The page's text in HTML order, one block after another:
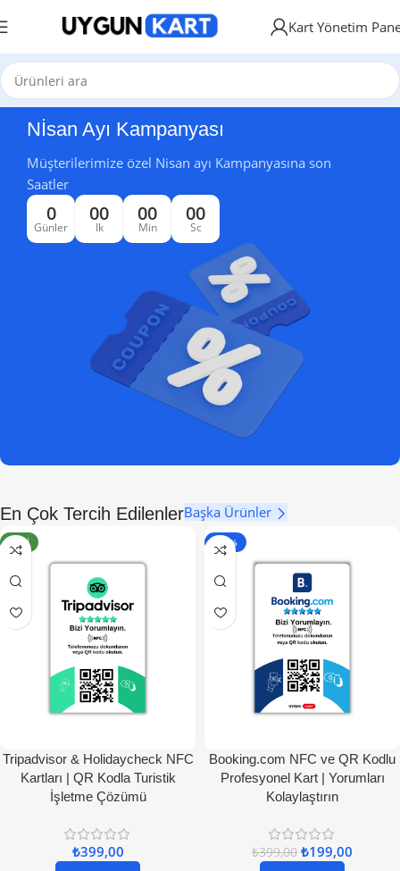
Kart Yönetim
Nİsan Ayı Kampanyası
Müşterilerimize özel Nisan ayı Kampanyasına son
Saatler
0
Günler
00
Ik
00
Min
00
Sc
En Çok Tercih EdilenlerBaşka Ürünler
YENI
Tripadvisor & Holidaycheck NFC
Kartları | QR Kodla Turistik
İşletme Çözümü
₺399,00
- 50%
Booking.com NFC ve QR Kodlu
Profesyonel Kart | Yorumları
Kolaylaştırın
₺399,00 ₺199,00